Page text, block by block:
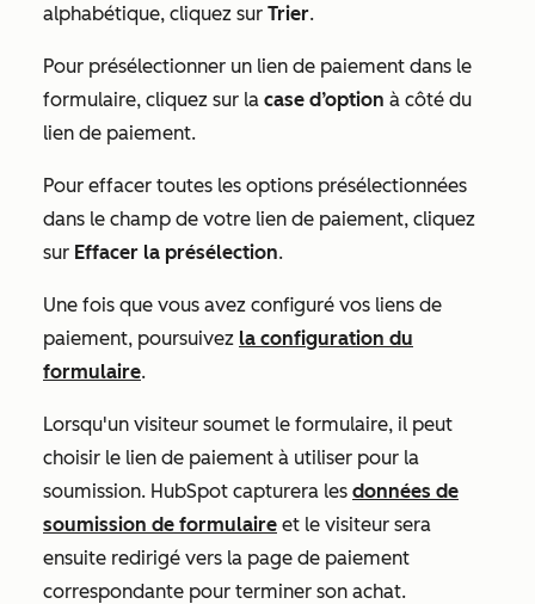
alphabétique, cliquez sur Trier.
Pour présélectionner un lien de paiement dans le
formulaire, cliquez sur la case d’option à côté du
lien de paiement.
Pour effacer toutes les options présélectionnées
dans le champ de votre lien de paiement, cliquez
sur Effacer la présélection.
Une fois que vous avez configuré vos liens de
paiement, poursuivez la configuration du
formulaire.
Lorsqu'un visiteur soumet le formulaire, il peut
choisir le lien de paiement à utiliser pour la
soumission. HubSpot capturera les données de
soumission de formulaire et le visiteur sera
ensuite redirigé vers la page de paiement
correspondante pour terminer son achat.